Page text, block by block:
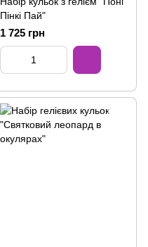
Пінкі Пай"
1 725 грн